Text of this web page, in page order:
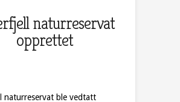
naturreservat
opprettet
naturreservat ble vedtatt